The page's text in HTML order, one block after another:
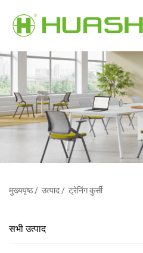
मुख्यपृष्ठ/ उत्पाद / ट्रेनिंग कुर्सी
सभी उत्पाद